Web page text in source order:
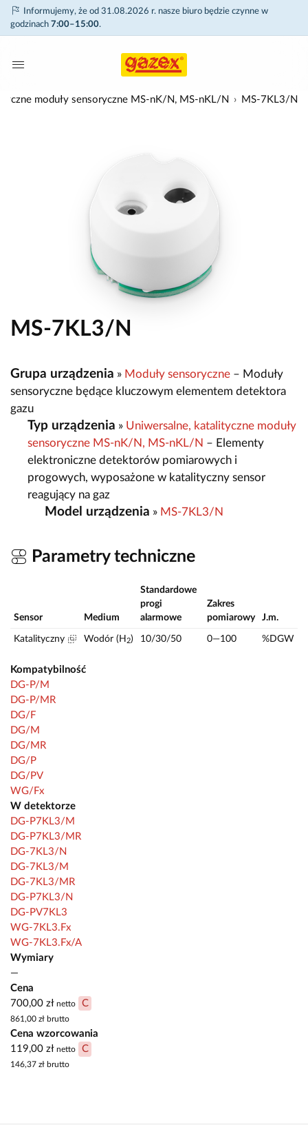
Informujemy, że od 31.08.2026 r. nasze biuro będzie czynne w
godzinach 7:00–15:00.
moduły sensoryczne MS-nK/N, MS-nKL/N MS-7KL3/N
MS-7KL3/N
Grupa urządzenia » Moduły sensoryczne – Moduły
sensoryczne będące kluczowym elementem detektora
gazu
Typ urządzenia » Uniwersalne, katalityczne moduły
sensoryczne MS-nK/N, MS-nKL/N – Elementy
elektroniczne detektorów pomiarowych i
progowych, wyposażone w katalityczny sensor
reagujący na gaz
Model urządzenia » MS-7KL3/N
Parametry techniczne
Sensor Medium
Standardowe
progi
alarmowe
Zakres
pomiarowy
J.m.
Katalityczny Wodór (H 2) 10/30/50 0—100 %DGW
Kompatybilność
DG-P/M
DG-P/MR
DG/F
DG/M
DG/MR
DG/P
DG/PV
WG/Fx
W detektorze
DG-P7KL3/M
DG-P7KL3/MR
DG-7KL3/N
DG-7KL3/M
DG-7KL3/MR
DG-P7KL3/N
DG-PV7KL3
WG-7KL3.Fx
WG-7KL3.Fx/A
Wymiary
—
Cena
700,00 zł netto C
861,00 zł brutto
Cena wzorcowania
119,00 zł netto C
146,37 zł brutto